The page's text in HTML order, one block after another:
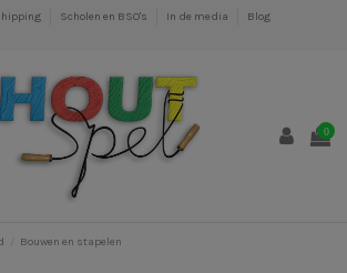
Scholen en BSO's In de media
Blog
0
Bouwen en stapelen